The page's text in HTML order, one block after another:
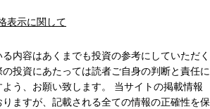
表示に関して
内容はあくまでも投資の参考にしていただく
投資にあたっては読者ご自身の判断と責任に
う、お願い致します。 当サイトの掲載情報
ますが、記載される全ての情報の正確性を保